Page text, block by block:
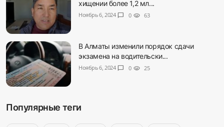
хищении более 1,2 мл...
Ноябрь 6, 2024 chat_bubble 0 visibility 63
В Алматы изменили порядок сдачи
экзамена на водительски...
Ноябрь 6, 2024 chat_bubble 0 visibility 25
Популярные теги